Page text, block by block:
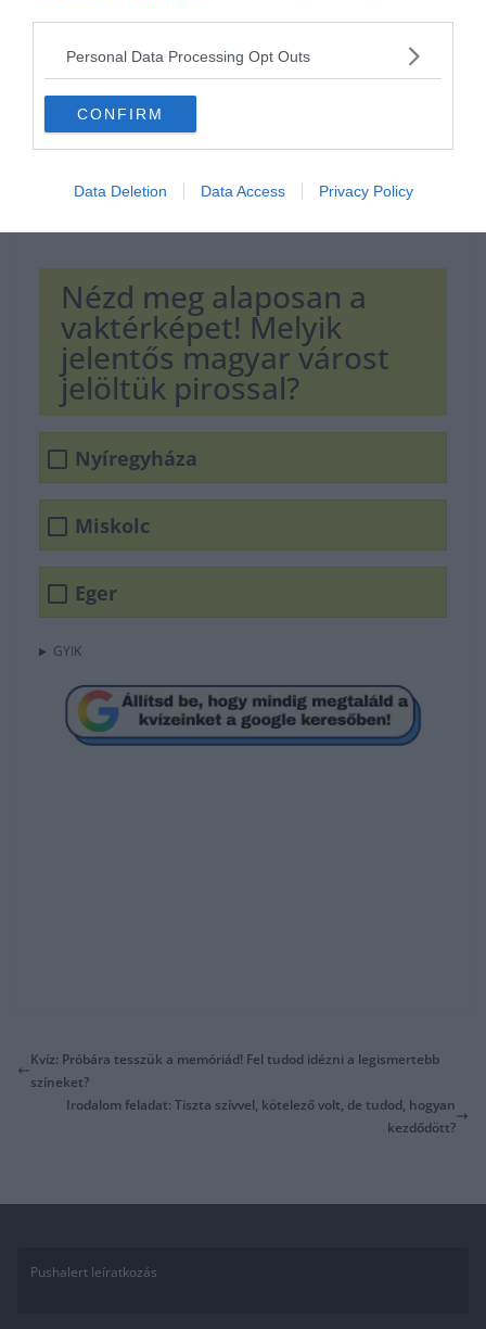
Personal Data Processing Opt Outs
CONFIRM
Data Deletion Data Access Privacy Policy
Nézd meg alaposan a
vaktérképet! Melyik
jelentős magyar várost
jelöltük pirossal?
Nyíregyháza
Miskolc
Eger
GYIK
Kvíz: Próbára tesszük a memóriád! Fel tudod idézni a legismertebb
színeket?
Irodalom feladat: Tiszta szívvel, kötelező volt, de tudod, hogyan
kezdődött?
Pushalert leíratkozás